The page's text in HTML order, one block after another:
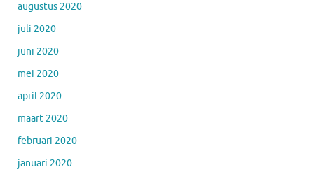
augustus 2020
juli 2020
juni 2020
mei 2020
april 2020
maart 2020
februari 2020
januari 2020